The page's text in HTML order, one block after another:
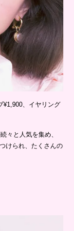
¥1,900、イヤリング
々と人気を集め、
けられ、たくさんの